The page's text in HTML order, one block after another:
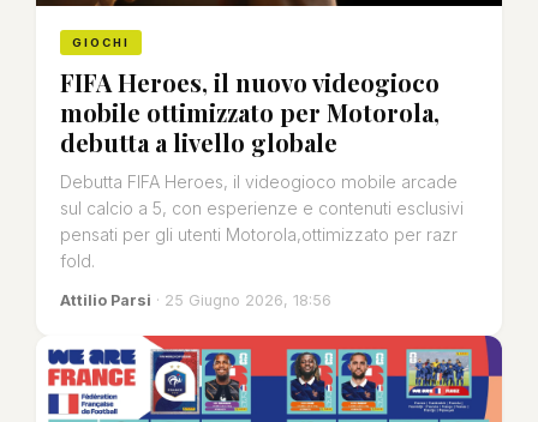
GIOCHI
FIFA Heroes, il nuovo videogioco
mobile ottimizzato per Motorola,
debutta a livello globale
Debutta FIFA Heroes, il videogioco mobile arcade
sul calcio a 5, con esperienze e contenuti esclusivi
pensati per gli utenti Motorola,ottimizzato per razr
fold.
Attilio Parsi · 25 Giugno 2026, 18:56